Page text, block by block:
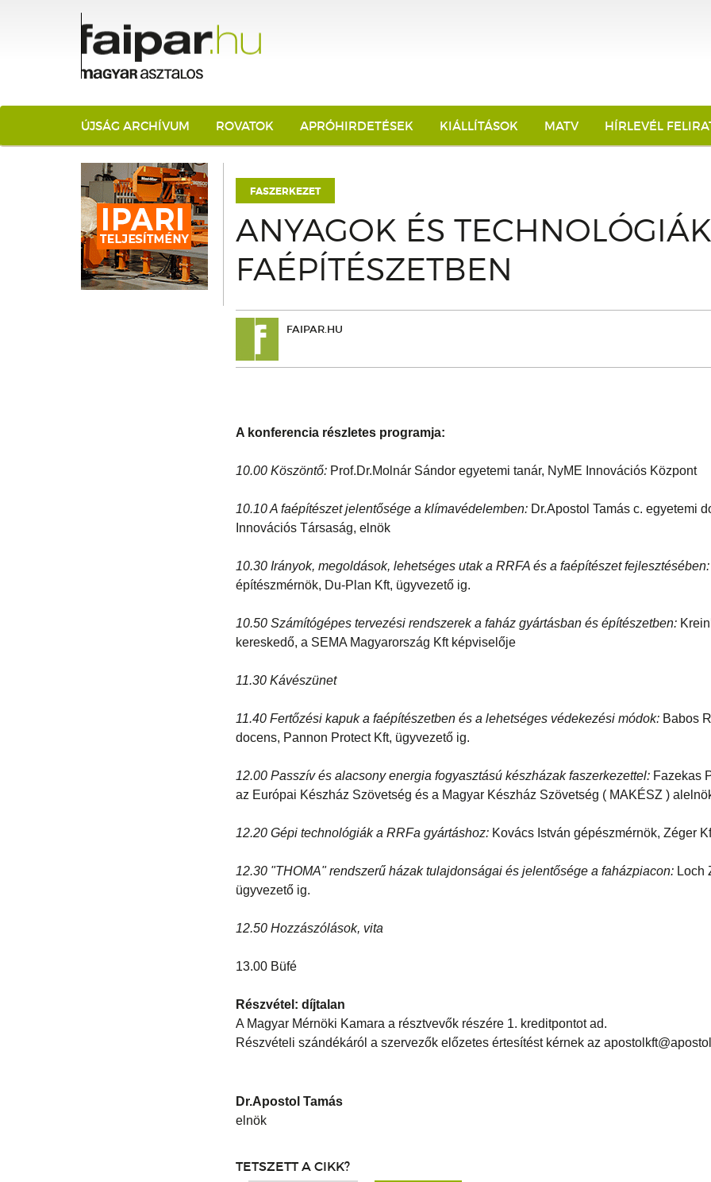
ÚJSÁG ARCHÍVUM ROVATOK APRÓHIRDETÉSEK KIÁLLÍTÁSOK MATV HÍRLEVÉL
FASZERKEZET
ANYAGOK ÉS
FAÉPÍTÉSZETBEN
FAIPAR.HU
A konferencia részletes programja:
10.00 Köszöntő: Prof.Dr.Molnár Sándor egyetemi tanár, NyME Innovációs Központ
10.10 A faépítészet jelentősége a klímavédelemben: Dr.Apostol Tamás c. egyetemi
Innovációs Társaság, elnök
10.30 Irányok, megoldások, lehetséges utak a RRFA és a faépítészet fejlesztésében:
építészmérnök, Du-Plan Kft, ügyvezető ig.
10.50 Számítógépes tervezési rendszerek a faház gyártásban és építészetben:
kereskedő, a SEMA Magyarország Kft képviselője
11.30 Kávészünet
11.40 Fertőzési kapuk a faépítészetben és a lehetséges védekezési módok: Babos
docens, Pannon Protect Kft, ügyvezető ig.
12.00 Passzív és alacsony energia fogyasztású készházak faszerkezettel: Fazekas
az Európai Készház Szövetség és a Magyar Készház Szövetség ( MAKÉSZ )
12.20 Gépi technológiák a RRFa gyártáshoz: Kovács István gépészmérnök, Zéger
12.30 "THOMA" rendszerű házak tulajdonságai és jelentősége a faházpiacon: Loch
ügyvezető ig.
12.50 Hozzászólások, vita
13.00 Büfé
Részvétel: díjtalan
A Magyar Mérnöki Kamara a résztvevők részére 1. kreditpontot ad.
Részvételi szándékáról a szervezők előzetes értesítést kérnek az
Dr.Apostol Tamás
elnök
TETSZETT A CIKK?